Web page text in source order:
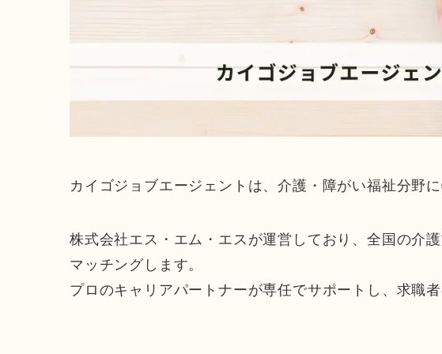
カイゴジョブエージェントは、介護・障がい福祉分野
株式会社エス・エム・エスが運営しており、全国の介
マッチングします。
プロのキャリアパートナーが専任でサポートし、求職